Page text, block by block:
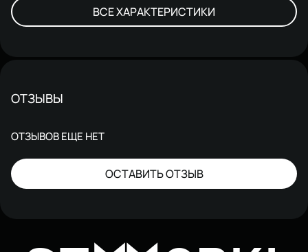
ВСЕ ХАРАКТЕРИСТИКИ
ОТЗЫВЫ
ОТЗЫВОВ ЕЩЕ НЕТ
ОСТАВИТЬ ОТЗЫВ